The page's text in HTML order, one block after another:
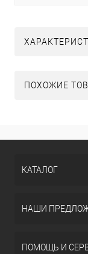
ПОХОЖИЕ
КАТАЛОГ
НАШИ
ПОМОЩЬ И